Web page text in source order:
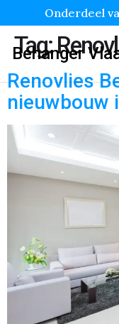
Onderdeel
Behanger
Tag:
Renovlies
nieuwbouw